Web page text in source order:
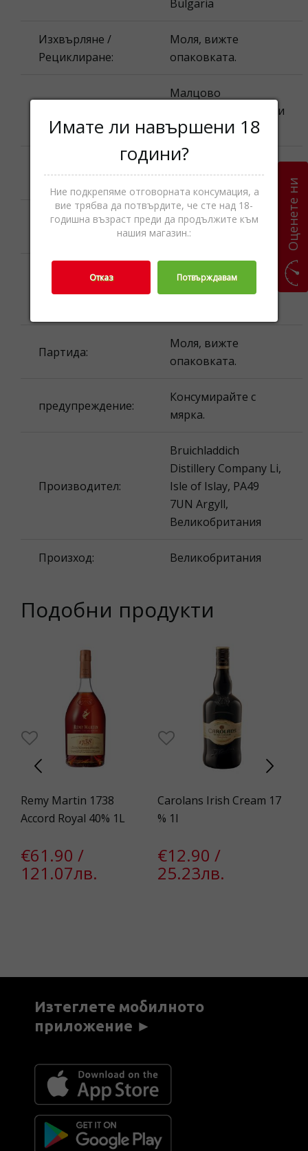
Bulgaria
Изхвърляне /
Рециклиране:
Моля, вижте
опаковката.
Малцовo
уиски,Уиски,Спиртни
напитки
Bruichladdich
Най-добър до:
Моля, вижте
опаковката.
Номинално
количество
Партида:
Моля, вижте
опаковката.
предупреждение:
Консумирайте с
мярка.
Производител:
Bruichladdich
Distillery Company Li,
Isle of Islay, PA49
7UN Argyll,
Великобритания
Произход: Великобритания
Подобни продукти
Remy Martin 1738
Accord Royal 40% 1L
€61.90 /
121.07лв.
Carolans Irish Cream 17
% 1l
€12.90 /
25.23лв.
Изтеглете мобилното
приложение ►
Оценете ни
Имате ли навършени 18
години?
Ние подкрепяме отговорната консумация, а
вие трябва да потвърдите, че сте над 18-
годишна възраст преди да продължите към
нашия магазин.:
Отказ Потвърждавам